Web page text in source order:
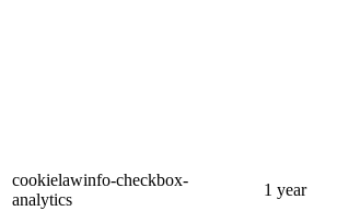
cookielawinfo-checkbox-
analytics
1 year